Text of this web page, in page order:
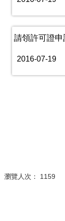
請領許可證申
2016-07-19
瀏覽人次： 1159